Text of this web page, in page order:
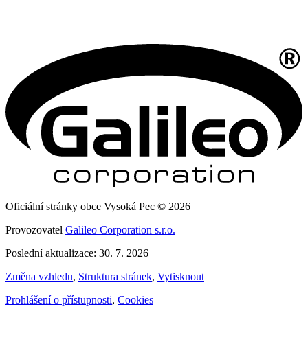
Oficiální stránky obce Vysoká Pec © 2026
Provozovatel Galileo Corporation s.r.o.
Poslední aktualizace: 30. 7. 2026
Změna vzhledu, Struktura stránek, Vytisknout
Prohlášení o přístupnosti, Cookies